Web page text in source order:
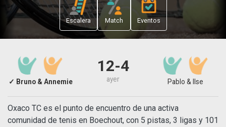
Escalera Match Eventos
✓ Bruno & Annemie
12-4
ayer Pablo & Ilse
Oxaco TC es el punto de encuentro de una activa
comunidad de tenis en Boechout, con 5 pistas, 3 ligas y 101